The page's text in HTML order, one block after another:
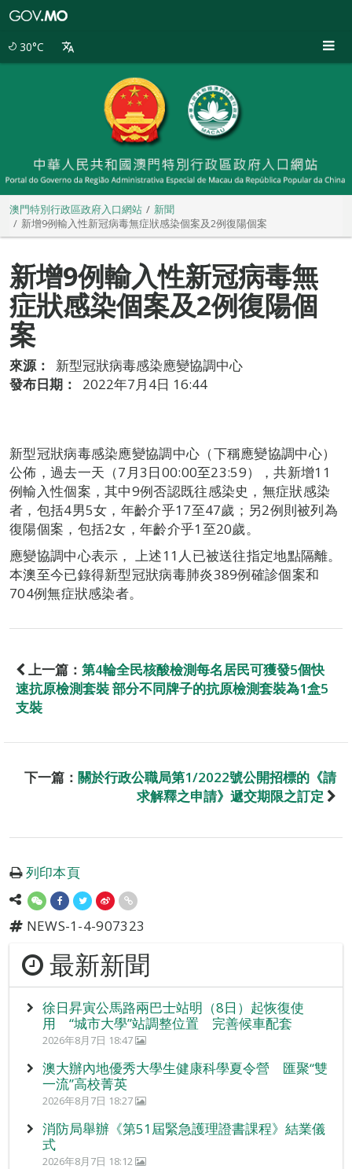
30°C
澳門特別行政區政府入口網站
新聞
新增9例輸入性新冠病毒無症狀感染個案及2例復陽個案
新增9例輸入性新冠病毒無
症狀感染個案及2例復陽個
案
來源：
新型冠狀病毒感染應變協調中心
發布日期：
2022年7月4日 16:44
新型冠狀病毒感染應變協調中心（下稱應變協調中心）
公佈，過去一天（7月3日00:00至23:59），共新增11
例輸入性個案，其中9例否認既往感染史，無症狀感染
者，包括4男5女，年齡介乎17至47歲；另2例則被列為
復陽個案，包括2女，年齡介乎1至20歲。
應變協調中心表示， 上述11人已被送往指定地點隔離。
本澳至今已錄得新型冠狀病毒肺炎389例確診個案和
704例無症狀感染者。
上一篇： 第4輪全民核酸檢測每名居民可獲發5個快
速抗原檢測套裝 部分不同牌子的抗原檢測套裝為1盒5
支裝
下一篇： 關於行政公職局第1/2022號公開招標的《請
求解釋之申請》遞交期限之訂定
列印本頁
NEWS-1-4-907323
最新新聞
徐日昇寅公馬路兩巴士站明（8日）起恢復使
用 “城市大學”站調整位置 完善候車配套
2026年8月7日 18:47
澳大辦內地優秀大學生健康科學夏令營 匯聚“雙
一流”高校菁英
2026年8月7日 18:27
消防局舉辦《第51屆緊急護理證書課程》結業儀
式
2026年8月7日 18:12